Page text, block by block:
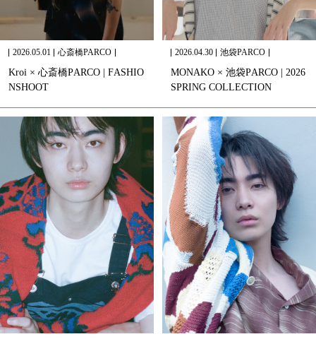
2026.05.01 心斎橋PARCO
Kroi × 心斎橋PARCO | FASHIO
NSHOOT
2026.04.30 池袋PARCO
MONAKO × 池袋PARCO | 2026
SPRING COLLECTION